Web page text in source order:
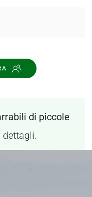
di piccole
dettagli.